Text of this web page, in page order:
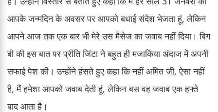
आपके जन्मदिन के अवसर पर आपको बधाई संदेश भेजता हूं, लेकिन
आपने आज तक एक बार भी मेरे उस मैसेज का जवाब नहीं दिया। बिग
बी की इस बात पर प्रीति जिंटा ने बहुत ही मजाकिया अंदाज में अपनी
सफाई पेश की। उन्होंने हंसते हुए कहा कि नहीं अमित जी, ऐसा नहीं
है, मैं हमेशा आपको जवाब देती हूं, लेकिन बस वह जवाब एक हफ्ते
बाद आता है।